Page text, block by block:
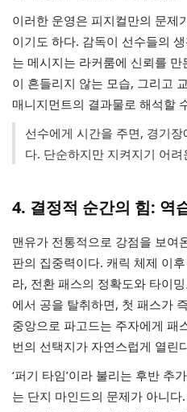
이러한 운영은 피지컬만의 문제
이기도 하다. 감독이 선수들의
는 메시지는 라커룸에 신뢰를
이 흔들리지 않는 모습, 그리고
매니지먼트의 결과물로 해석할
선수에게 시간을 주면, 경기
다. 단순하지만 지켜지기 어
4. 결정적 순간의 힘: 역
맨유가 전통적으로 강점을 보여
판의 집중력이다. 캐릭 체제 이
라, 전환 패스의 정확도와 타이
에서 공을 탈취하면, 첫 패스가
중앙으로 파고드는 주자에게 패
번의 선택지가 자연스럽게 열린
‘퍼기 타임’이라 불리는 후반 추
는 단지 마인드의 문제가 아니